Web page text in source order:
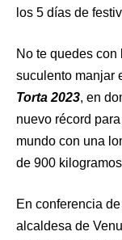
los 5 días de
No te quedes
suculento manjar
Torta 2023, en
nuevo récord
mundo con una
de 900
En conferencia
alcaldesa de